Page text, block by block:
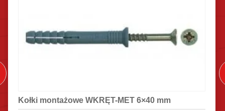
Kołki montażowe WKRĘT-MET 6×40 mm